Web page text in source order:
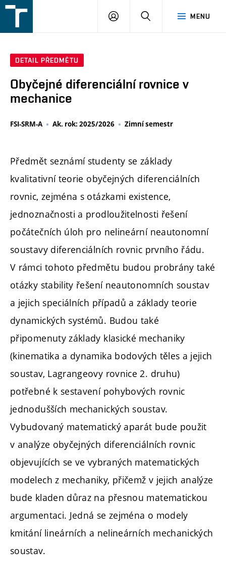
v
MENU
PŘIHLÁŠENÍ
DETAIL PŘEDMĚTU
Obyčejné diferenciální rovnice v
mechanice
FSI-SRM-A Ak. rok: 2025/2026 Zimní semestr
Předmět seznámí studenty se základy
kvalitativní teorie obyčejných diferenciálních
rovnic, zejména s otázkami existence,
jednoznačnosti a prodloužitelnosti řešení
počátečních úloh pro nelineární neautonomní
soustavy diferenciálních rovnic prvního řádu.
V rámci tohoto předmětu budou probrány také
otázky stability řešení neautonomních soustav
a jejich speciálních případů a základy teorie
dynamických systémů. Budou také
připomenuty základy klasické mechaniky
(kinematika a dynamika bodových těles a jejich
soustav, Lagrangeovy rovnice 2. druhu)
potřebné k sestavení pohybových rovnic
jednodušších mechanických soustav.
Vybudovaný matematický aparát bude použit
v analýze obyčejných diferenciálních rovnic
objevujících se ve vybraných matematických
modelech z mechaniky, přičemž v jejich analýze
bude kladen důraz na přesnou matematickou
argumentaci. Jedná se zejména o modely
kmitání lineárních a nelineárních mechanických
soustav.